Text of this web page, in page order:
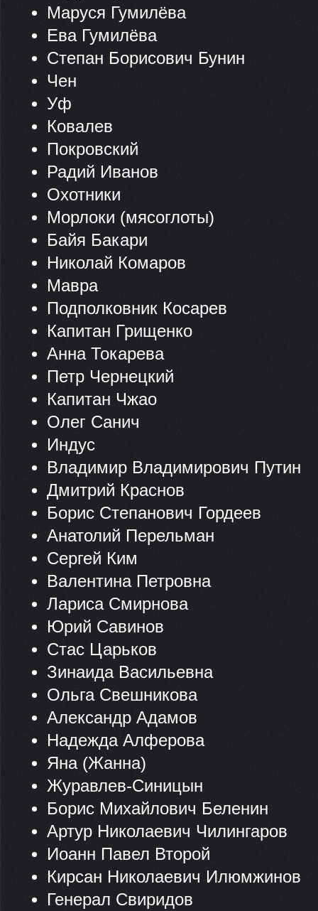
Маруся Гумилёва
Ева Гумилёва
Степан Борисович Бунин
Чен
Уф
Ковалев
Покровский
Радий Иванов
Охотники
Морлоки (мясоглоты)
Байя Бакари
Николай Комаров
Мавра
Подполковник Косарев
Капитан Грищенко
Анна Токарева
Петр Чернецкий
Капитан Чжао
Олег Санич
Индус
Владимир Владимирович Путин
Дмитрий Краснов
Борис Степанович Гордеев
Анатолий Перельман
Сергей Ким
Валентина Петровна
Лариса Смирнова
Юрий Савинов
Стас Царьков
Зинаида Васильевна
Ольга Свешникова
Александр Адамов
Надежда Алферова
Яна (Жанна)
Журавлев-Синицын
Борис Михайлович Беленин
Артур Николаевич Чилингаров
Иоанн Павел Второй
Кирсан Николаевич Илюмжинов
Генерал Свиридов